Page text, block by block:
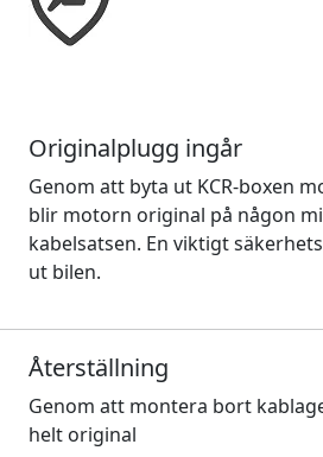
Originalplugg ingår
Genom att byta ut KCR-boxen
blir motorn original på någon
kabelsatsen. En viktigt
ut bilen.
Återställning
Genom att montera bort
helt original